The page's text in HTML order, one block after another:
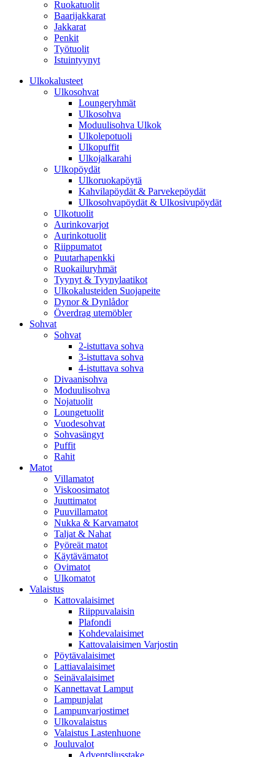
Ruokatuolit
Baarijakkarat
Jakkarat
Penkit
Työtuolit
Istuintyynyt
Ulkokalusteet
Ulkosohvat
Loungeryhmät
Ulkosohva
Moduulisohva Ulkok
Ulkolepotuoli
Ulkopuffit
Ulkojalkarahi
Ulkopöydät
Ulkoruokapöytä
Kahvilapöydät & Parvekepöydät
Ulkosohvapöydät & Ulkosivupöydät
Ulkotuolit
Aurinkovarjot
Aurinkotuolit
Riippumatot
Puutarhapenkki
Ruokailuryhmät
Tyynyt & Tyynylaatikot
Ulkokalusteiden Suojapeite
Dynor & Dynlådor
Överdrag utemöbler
Sohvat
Sohvat
2-istuttava sohva
3-istuttava sohva
4-istuttava sohva
Divaanisohva
Moduulisohva
Nojatuolit
Loungetuolit
Vuodesohvat
Sohvasängyt
Puffit
Rahit
Matot
Villamatot
Viskoosimatot
Juuttimatot
Puuvillamatot
Nukka & Karvamatot
Taljat & Nahat
Pyöreät matot
Käytävämatot
Ovimatot
Ulkomatot
Valaistus
Kattovalaisimet
Riippuvalaisin
Plafondi
Kohdevalaisimet
Kattovalaisimen Varjostin
Pöytävalaisimet
Lattiavalaisimet
Seinävalaisimet
Kannettavat Lamput
Lampunjalat
Lampunvarjostimet
Ulkovalaistus
Valaistus Lastenhuone
Jouluvalot
Adventsljusstake